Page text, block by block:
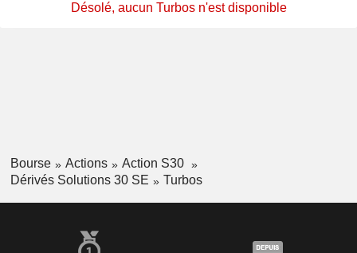
Désolé, aucun Turbos n'est disponible
Bourse Actions
Action S30
Dérivés Solutions 30 SE
Turbos